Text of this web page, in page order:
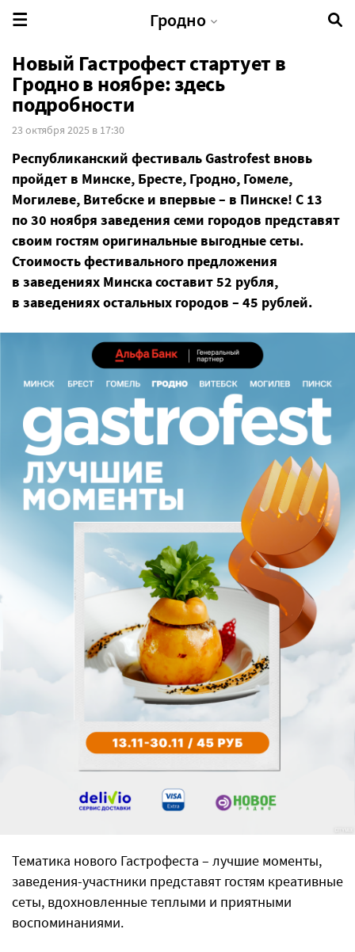
Гродно
Новый Гастрофест стартует в
Гродно в ноябре: здесь
подробности
23 октября 2025 в 17:30
Республиканский фестиваль Gastrofest вновь
пройдет в Минске, Бресте, Гродно, Гомеле,
Могилеве, Витебске и впервые – в Пинске! С 13
по 30 ноября заведения семи городов представят
своим гостям оригинальные выгодные сеты.
Стоимость фестивального предложения
в заведениях Минска составит 52 рубля,
в заведениях остальных городов – 45 рублей.
Тематика нового Гастрофеста – лучшие моменты,
заведения-участники представят гостям креативные
сеты, вдохновленные теплыми и приятными
воспоминаниями.